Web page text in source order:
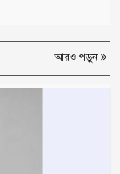
আরও পড়ুন